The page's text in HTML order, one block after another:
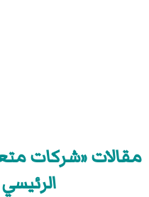
مقالات «شركات